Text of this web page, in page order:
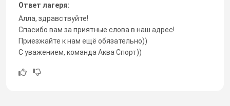
Ответ лагеря:
Алла, здравствуйте!
Спасибо вам за приятные слова в наш адрес!
Приезжайте к нам ещё обязательно))
С уважением, команда Аква Спорт))